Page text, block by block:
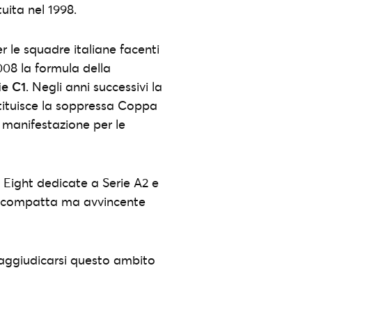
nel 1998.
le squadre italiane facenti
la formula della
C1. Negli anni successivi la
la soppressa Coppa
per le
dedicate a Serie A2 e
ma avvincente
questo ambito